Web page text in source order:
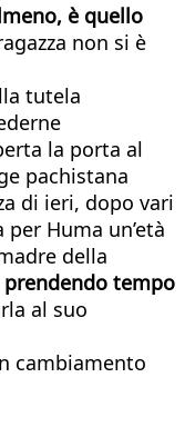
è quello
non si è
tutela
la porta al
pachistana
di ieri, dopo vari
Huma un’età
della
prendendo tempo
al suo
cambiamento